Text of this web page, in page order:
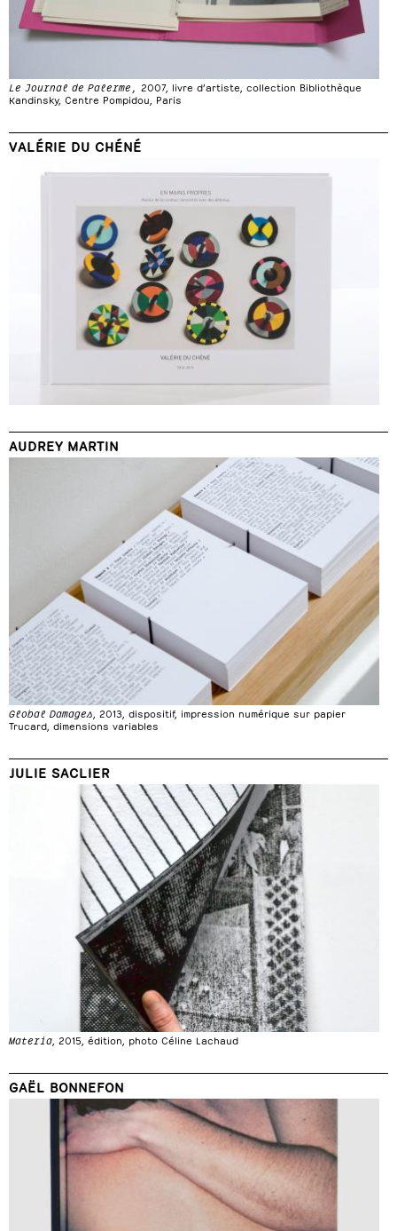
Le Journal de Palerme,
2007, livre d’artiste, collection Bibliothèque
Kandinsky, Centre Pompidou, Paris
VALÉRIE DU CHÉNÉ
AUDREY MARTIN
Global Damages , 2013, dispositif, impression numérique sur papier
Trucard, dimensions variables
JULIE SACLIER
Materia , 2015, édition, photo Céline Lachaud
GAËL BONNEFON